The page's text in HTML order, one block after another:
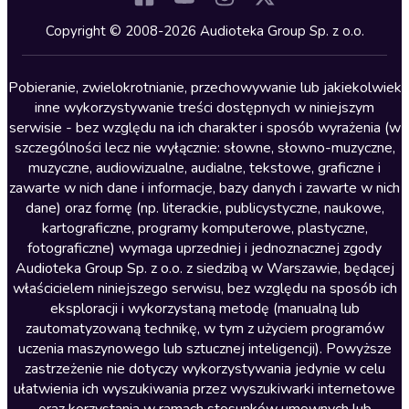
Kryminały
Lektury szkolne
Literatura anglojęzyczna
Literatura faktu
Literatura obyczajowa
Literatura piękna obca
Literatura piękna polska
Nagrania relaksacyjne
Nauka języków
Nauki humanistyczne
Podcasty i audycje
Polityka
Prasa
Copyright © 2008-2026 Audioteka Group Sp. z o.o.
Pobieranie, zwielokrotnianie, przechowywanie lub jakiekolwiek
inne wykorzystywanie treści dostępnych w niniejszym
serwisie - bez względu na ich charakter i sposób wyrażenia (w
szczególności lecz nie wyłącznie: słowne, słowno-muzyczne,
muzyczne, audiowizualne, audialne, tekstowe, graficzne i
zawarte w nich dane i informacje, bazy danych i zawarte w nich
dane) oraz formę (np. literackie, publicystyczne, naukowe,
kartograficzne, programy komputerowe, plastyczne,
fotograficzne) wymaga uprzedniej i jednoznacznej zgody
Audioteka Group Sp. z o.o. z siedzibą w Warszawie, będącej
właścicielem niniejszego serwisu, bez względu na sposób ich
eksploracji i wykorzystaną metodę (manualną lub
zautomatyzowaną technikę, w tym z użyciem programów
uczenia maszynowego lub sztucznej inteligencji). Powyższe
zastrzeżenie nie dotyczy wykorzystywania jedynie w celu
ułatwienia ich wyszukiwania przez wyszukiwarki internetowe